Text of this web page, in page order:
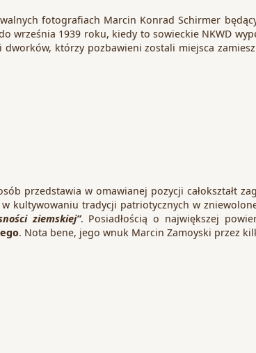
fotografiach Marcin Konrad Schirmer
września 1939 roku, kiedy to sowieckie NKWD
dworków, którzy pozbawieni zostali miejsca
przedstawia w omawianej pozycji całokształt
kultywowaniu tradycji patriotycznych w
ziemskiej”. Posiadłością o największej
. Nota bene, jego wnuk Marcin Zamoyski przez